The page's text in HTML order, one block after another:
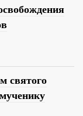
святого